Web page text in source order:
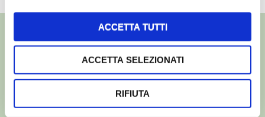
ACCETTA TUTTI
ACCETTA SELEZIONATI
RIFIUTA
©- Tutti i diritti riservati
Edizioni L’Informatore Agrario S.r.l.
via Bencivenga-Biondani, 16
37133 Verona - Italia